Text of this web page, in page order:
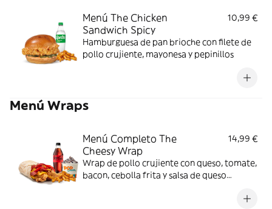
Menú The Chicken
Sandwich Spicy
10,99 €
Hamburguesa de pan brioche con filete de
pollo crujiente, mayonesa y pepinillos
Menú Wraps
Menú Completo The
Cheesy Wrap
14,99 €
Wrap de pollo crujiente con queso, tomate,
bacon, cebolla frita y salsa de queso